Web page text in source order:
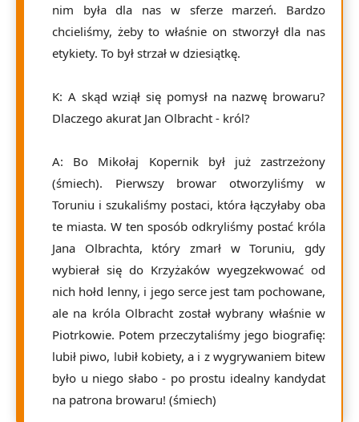
nim była dla nas w sferze marzeń. Bardzo
chcieliśmy, żeby to właśnie on stworzył dla nas
etykiety. To był strzał w dziesiątkę.
K: A skąd wziął się pomysł na nazwę browaru?
Dlaczego akurat Jan Olbracht - król?
A: Bo Mikołaj Kopernik był już zastrzeżony
(śmiech). Pierwszy browar otworzyliśmy w
Toruniu i szukaliśmy postaci, która łączyłaby oba
te miasta. W ten sposób odkryliśmy postać króla
Jana Olbrachta, który zmarł w Toruniu, gdy
wybierał się do Krzyżaków wyegzekwować od
nich hołd lenny, i jego serce jest tam pochowane,
ale na króla Olbracht został wybrany właśnie w
Piotrkowie. Potem przeczytaliśmy jego biografię:
lubił piwo, lubił kobiety, a i z wygrywaniem bitew
było u niego słabo - po prostu idealny kandydat
na patrona browaru! (śmiech)